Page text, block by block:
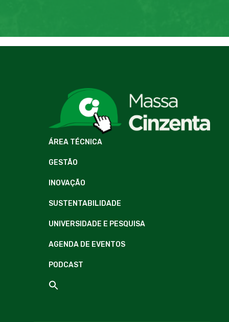
ÁREA TÉCNICA
GESTÃO
INOVAÇÃO
SUSTENTABILIDADE
UNIVERSIDADE E PESQUISA
AGENDA DE EVENTOS
PODCAST